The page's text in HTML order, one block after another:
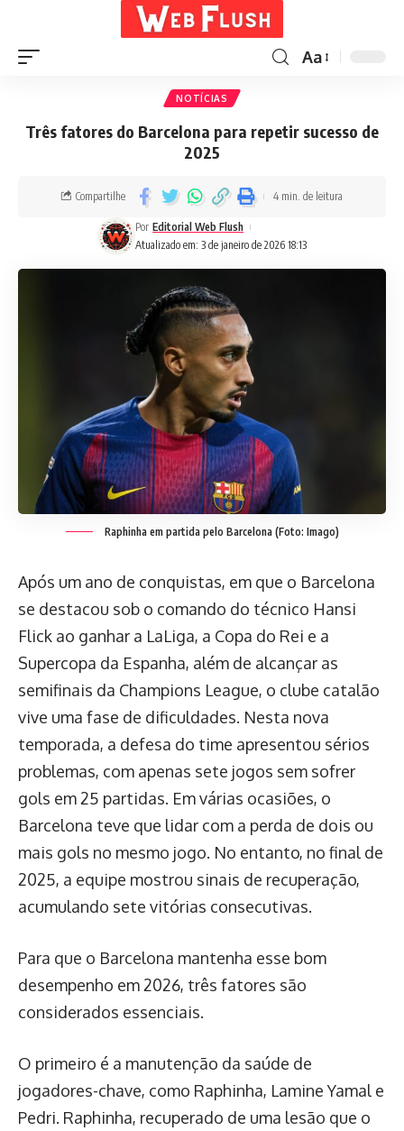
Aa
NOTÍCIAS
Três fatores do Barcelona para repetir sucesso de
2025
Atualizado em: 3 de janeiro de 2026 18:13
Por Editorial Web Flush
Compartilhe 4 min. de leitura
Raphinha em partida pelo Barcelona (Foto: Imago)
Após um ano de conquistas, em que o Barcelona
se destacou sob o comando do técnico Hansi
Flick ao ganhar a LaLiga, a Copa do Rei e a
Supercopa da Espanha, além de alcançar as
semifinais da Champions League, o clube catalão
vive uma fase de dificuldades. Nesta nova
temporada, a defesa do time apresentou sérios
problemas, com apenas sete jogos sem sofrer
gols em 25 partidas. Em várias ocasiões, o
Barcelona teve que lidar com a perda de dois ou
mais gols no mesmo jogo. No entanto, no final de
2025, a equipe mostrou sinais de recuperação,
acumulando sete vitórias consecutivas.
Para que o Barcelona mantenha esse bom
desempenho em 2026, três fatores são
considerados essenciais.
O primeiro é a manutenção da saúde de
jogadores-chave, como Raphinha, Lamine Yamal e
Pedri. Raphinha, recuperado de uma lesão que o